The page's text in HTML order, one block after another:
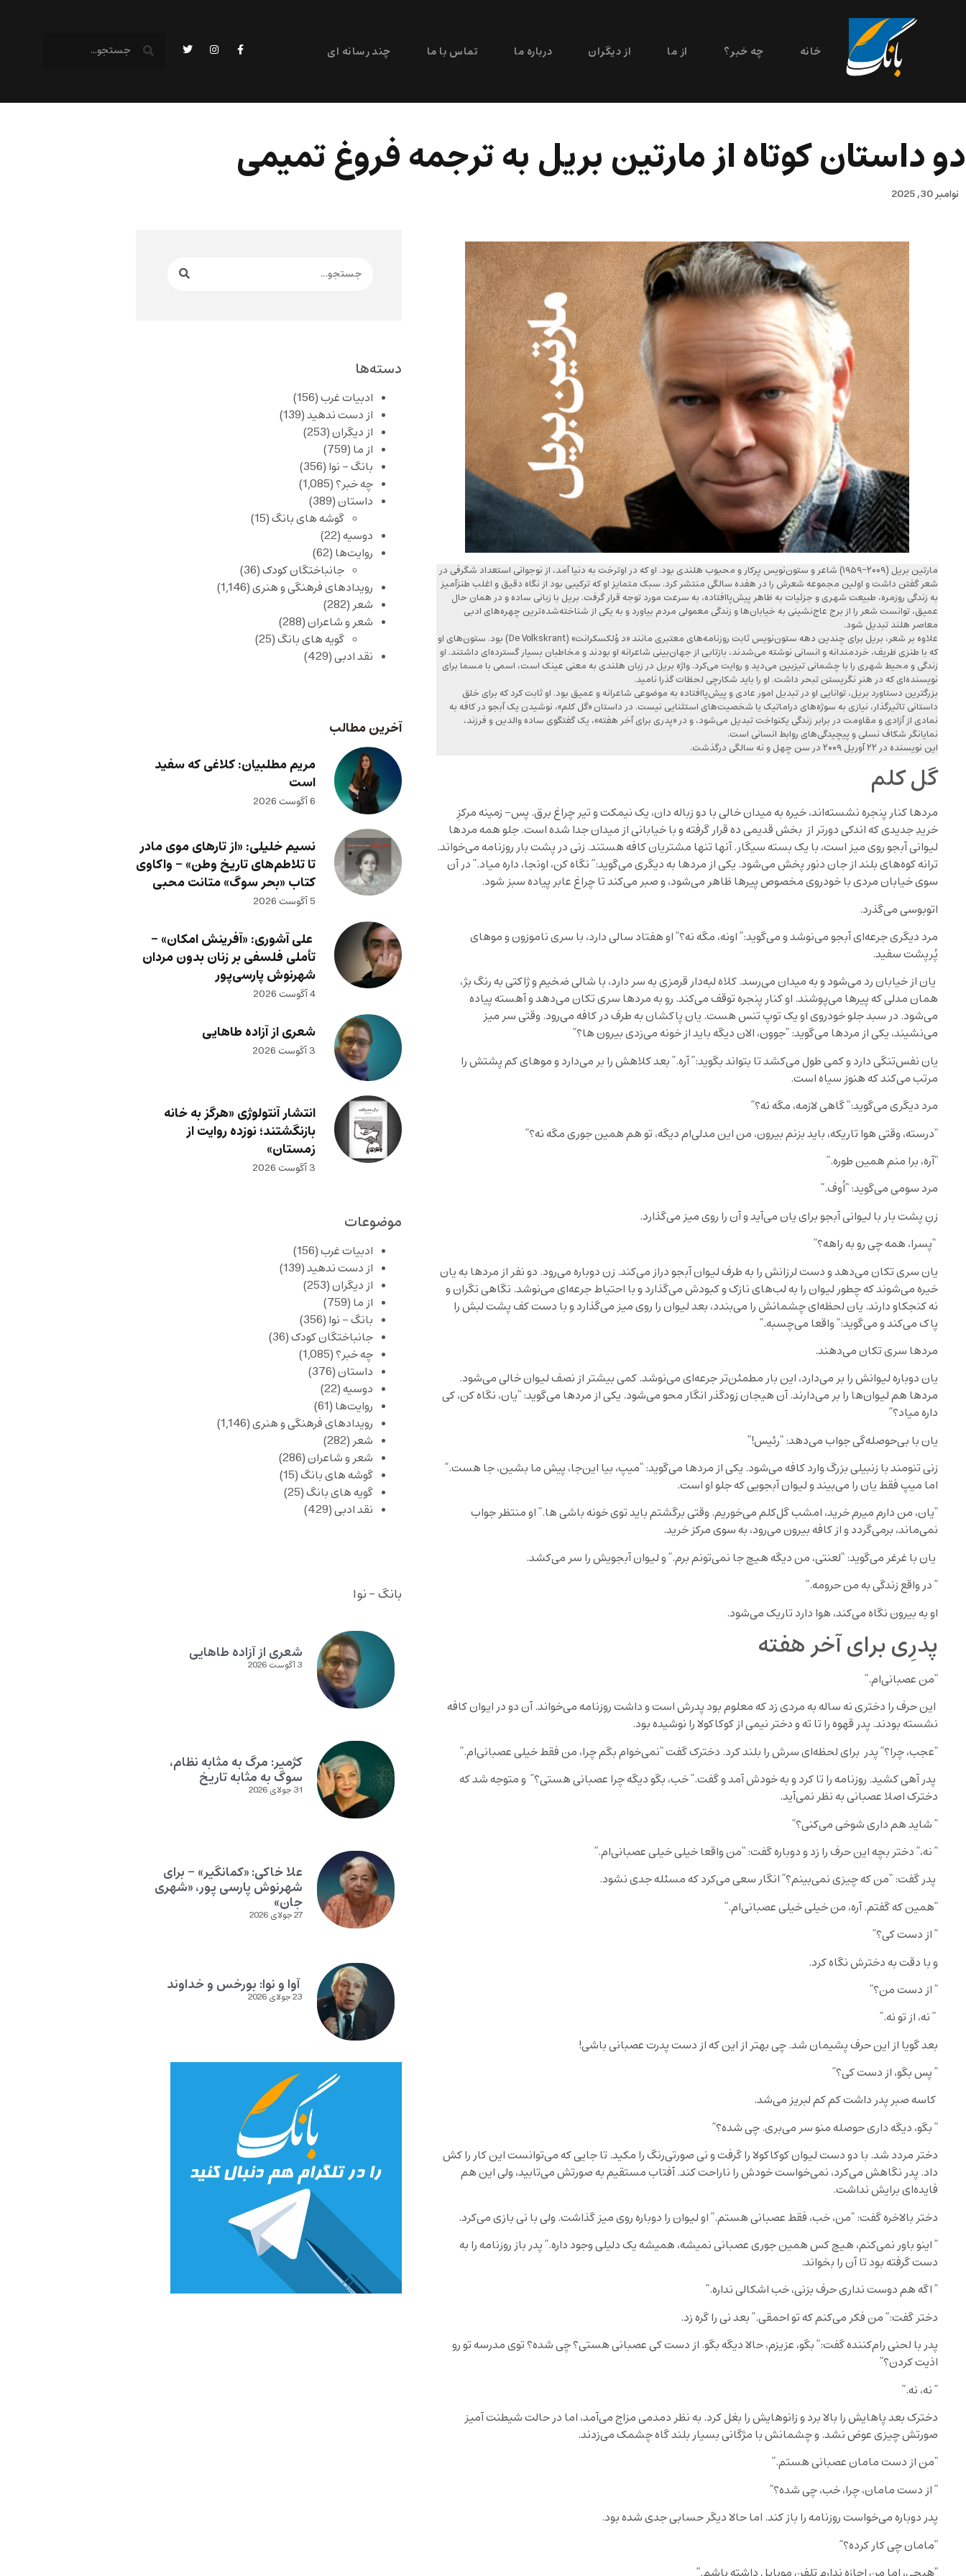
خانه چه خبر؟ از ما از دیگران درباره ما تماس با ما چند رسانه ای
دو داستان کوتاه از مارتین بریل به ترجمه فروغ تمیمی
نوامبر 30, 2025
مارتین بریل (۲۰۰۹-۱۹۵۹) شاعر و ستون‌نویس پرکار و محبوب هلندی بود. او که در اوترخت به دنیا آمد، از نوجوانی استعداد شگرفی در
شعر گفتن داشت و اولین مجموعه شعرش را در هفده سالگی منتشر کرد. سبک متمایز او که ترکیبی بود از نگاه دقیق و اغلب طنزآمیز
به زندگی روزمره، طبیعت شهری و جزئیات به ظاهر پیش‌پاافتاده، به سرعت مورد توجه قرار گرفت. بریل با زبانی ساده و در همان حال
عمیق، توانست شعر را از برج عاج‌نشینی به خیابان‌ها و زندگی معمولی مردم بیاورد و به یکی از شناخته‌شده‌ترین چهره‌های ادبی
معاصر هلند تبدیل شود.
علاوه بر شعر، بریل برای چندین دهه ستون‌نویس ثابت روزنامه‌های معتبری مانند «د وُلکسکرانت» (De Volkskrant) بود. ستون‌های او
که با طنزی ظریف، خردمندانه و انسانی نوشته می‌شدند، بازتابی از جهان‌بینی شاعرانه او بودند و مخاطبان بسیار گسترده‌ای داشتند. او
زندگی و محیط شهری را با چشمانی تیزبین می‌دید و روایت می‌کرد. واژه بریل در زبان هلندی به معنی عینک است، اسمی با مسما برای
نویسنده‌ای که در هنرِ نگریستن تبحر داشت. او را باید شکارچی لحظات گذرا نامید.
بزرگترین دستاورد بریل، توانایی او در تبدیل امور عادی و پیش‌پاافتاده به موضوعی شاعرانه و عمیق بود. او ثابت کرد که برای خلق
داستانی تاثیرگذار، نیازی به سوژه‌های دراماتیک یا شخصیت‌های استثنایی نیست. در داستان «گل کلم»، نوشیدن یک آبجو در کافه به
نمادی از آزادی و مقاومت در برابر زندگی یکنواخت تبدیل می‌شود، و در «پدری برای آخر هفته»، یک گفتگوی ساده والدین و فرزند،
نمایانگر شکاف نسلی و پیچیدگی‌های روابط انسانی است.
این نویسنده در ۲۲ آوریل ۲۰۰۹ در سن چهل و نه سالگی درگذشت.
گل کلم
مردها کنار پنجره نشسته‌اند، خیره‌ به میدان خالی با دو زباله دان، یک نیمکت و تیر چراغ برق. پس- زمینه‌ مرکزِ
خریدِ جدیدی که اندکی دورتر از بخش قدیمی ده قرار گرفته و با خیابانی از میدان جدا شده است. جلو همه مردها
لیوانی آبجو روی میز است، با یک بسته سیگار. آنها تنها مشتریان کافه‌ هستند. زنی در پشت بار روزنامه می‌خواند.
ترانه کوه‌های بلند از جان دنور پخش می‌شود. یکی از مردها به دیگری می‌گوید:” نگاه کن، اونجا، داره میاد.” در آن
سوی خیابان مردی با خودروی مخصوص پیرها ظاهر می‌شود، و صبر می‌کند تا چراغ عابر پیاده سبز شود.
اتوبوسی می‌گذرد.
مرد دیگری جرعه‌ای آبجو می‌نوشد و می‌گوید:” اونه، مگه نه؟” او هفتاد سالی دارد، با سری ناموزون و موهای
پُرپشت سفید.
یان از خیابان رد می‌شود و به میدان می‌رسد. کلاه لبه‌دار قرمزی به سر دارد، با شالی ضخیم و ژاکتی به رنگ بژ،
همان مدلی که پیرها می‌پوشند. او کنار پنجره توقف می‌کند. رو به مردها سری تکان می‌دهد و آهسته پیاده
می‌شود. در سبد جلو خودروی او یک توپ تنس هست. یان پاکشان به طرف در کافه می‌رود. وقتی سر میز
می‌نشیند، یکی از مردها می‌گوید: “جوون، الان دیگه باید از خونه می‌زدی بیرون ها؟”
یان نفس‌تنگی دارد و کمی طول می‌کشد تا بتواند بگوید:” آره.” بعد کلاهش را بر می‌دارد و موهای کم پشتش را
مرتب می‌کند که هنوز سیاه است.
مرد دیگری می‌گوید:” گاهی لازمه، مگه نه؟”
“درسته، وقتی هوا تاریکه، باید بزنم بیرون، من این مدلی‌ام دیگه، تو هم همین جوری مگه نه؟”
“آره، برا منم همین طوره.”
مرد سومی می‌گوید: “اُوف.”
زنِ پشت بار با لیوانی آبجو برای یان می‌آید و آن را روی میز می‌گذارد.
“پسرا، همه چی رو به راهه؟”
یان سری تکان می‌دهد و دست لرزانش را به طرف لیوان آبجو دراز می‌کند. زن دوباره می‌رود. دو نفر از مردها به یان
خیره می‌شوند که چطور لیوان را به لب‌های نازک و کبودش می‌گذارد و با احتیاط جرعه‌ای می‌نوشد. نگاهی نگران و
نه کنجکاو دارند. یان لحظه‌ای چشمانش را می‌بندد، بعد لیوان را روی میز می‌گذارد و با دست کف پشت لبش را
پاک می‌کند و می‌گوید:” واقعا می‌چسبه.”
مردها سری تکان می‌دهند.
یان دوباره لیوانش را بر می‌دارد، این بار مطمئن‌تر جرعه‌ای می‌نوشد. کمی بیشتر از نصف لیوان خالی می‌شود.
مردها هم لیوان‌ها را بر می‌دارند. آن هیجان زودگذر انگار محو می‌شود. یکی از مردها می‌گوید: “یان، نگاه کن، کی
داره میاد؟”
یان با بی‌حوصله‌گی جواب می‌دهد: “رئیس!”
زنی تنومند با زنبیلی بزرگ وارد کافه می‌شود. یکی از مردها می‌گوید: “میپ، بیا این‌جا، پیش ما بشین، جا هست.”
اما میپ فقط یان را می‌بیند و لیوان آبجویی که جلو او است.
“یان، من دارم میرم خرید، امشب گل‌کلم می‌خوریم. وقتی برگشتم باید توی خونه باشی ها.” او منتظر جواب
نمی‌ماند، برمی‌گردد و از کافه بیرون می‌رود، به سوی مرکز خرید.
یان با غرغر می‌گوید: “لعنتی، من دیگه هیچ جا نمی‌تونم برم.” و لیوان آبجویش را سر می‌کشد.
” در واقع زندگی به من حرومه.”
او به بیرون نگاه می‌کند، هوا دارد تاریک می‌شود.
پدرِی برای آخر هفته‌
“من عصبانی‌ام.”
این حرف را دختری نه ساله به مردی زد که معلوم بود پدرش است و داشت روزنامه می‌خواند. آن دو در ایوان کافه
نشسته بودند. پدر قهوه‌ را تا ته و دختر نیمی از کوکاکولا را نوشیده بود.
“عجب، چرا؟” پدر برای لحظه‌ای سرش را بلند کرد. دخترک گفت “نمی‌خوام بگم چرا، من فقط خیلی عصبانی‌ام.”
پدر آهی کشید. روزنامه را تا کرد و به خودش آمد و گفت.” خب، بگو دیگه چرا عصبانی هستی؟” و متوجه شد که
دخترک اصلا عصبانی به نظر نمی‌آید.
” شاید هم داری شوخی می‌کنی؟”
” نه،” دختر بچه این حرف را زد و دوباره گفت: “من واقعا خیلی خیلی عصبانی‌ام.”
پدر گفت: “من که چیزی نمی‌بینم؟” انگار سعی می‌کرد که مسئله جدی نشود.
“همین که گفتم. آره، من خیلی خیلی عصبانی‌ام.”
” از دست کی؟”
و با دقت به دخترش نگاه کرد.
” از دست من؟”
” نه، از تو نه.”
بعد گویا از این حرف پشیمان شد. چی بهتر از این که از دست پدرت عصبانی باشی!
” پس بگو، از دست کی؟”
کاسه صبر پدر داشت کم کم لبریز می‌شد.
” بگو، دیگه داری حوصله منو سر می‌بری. چی شده؟”
دختر مردد شد. با دو دست لیوان کوکاکولا را گرفت و نی صورتی‌رنگ را مکید. تا جایی که می‌توانست این کار را کش
داد. پدر نگاهش می‌کرد، نمی‌خواست خودش را ناراحت کند. آفتاب مستقیم به صورتش می‌تابید، ولی این هم
فایده‌ای برایش نداشت.
دختر بالاخره گفت: “من، خب، فقط عصبانی هستم.” او لیوان را دوباره روی میز گذاشت. ولی با نی بازی می‌کرد.
” اینو باور نمی‌کنم، هیچ کس همین جوری عصبانی نمیشه، همیشه یک دلیلی وجود داره.” پدر باز روزنامه را به
دست گرفته بود تا آن را بخواند.
” اگه هم دوست نداری حرف بزنی، خب اشکالی نداره.”
دختر گفت:” من فکر می‌کنم که تو احمقی.” بعد نی را گره زد.
پدر با لحنی رام‌کننده گفت:” بگو، عزیزم، حالا دیگه بگو. از دست کی عصبانی هستی؟ چی شده؟ توی مدرسه تو رو
اذیت کردن؟”
” نه، نه.”
دخترک بعد پاهایش را بالا برد و زانوهایش را بغل کرد. به نظر دمدمی مزاج می‌آمد، اما در حالت شیطنت آمیز
صورتش چیزی عوض نشد. و چشمانش با مژگانی بسیار بلند گاه چشمک می‌زدند.
“من از دست مامان عصبانی‌ هستم.”
” از دست مامان، چرا، خب، چی شده؟”
پدر دوباره می‌خواست روزنامه را باز کند. اما حالا دیگر حسابی جدی شده بود.
“مامان چی کار کرده؟”
دسته‌ها
ادبیات غرب(156)
از دست ندهید(139)
از دیگران(253)
از ما (759)
بانگ – نوا (356)
چه خبر؟(1,085)
داستان(389)
گوشه های بانگ(15)
دوسیه(22)
روایت‌ها (62)
جانباختگان کودک(36)
رویدادهای فرهنگی و هنری(1,146)
شعر(282)
شعر و شاعران(288)
گویه های بانگ(25)
نقد ادبی(429)
آخرین مطالب
مریم مطلبیان: کلاغی که سفید
است
6 آگوست 2026
نسیم خلیلی: «از تارهای موی مادر
تا تلاطم‌های تاریخ وطن» – واکاوی
کتاب «بحر سوگ» متانت محبی
5 آگوست 2026
علی آشوری: «آفرینش امکان» –
تأملی فلسفی بر زنان بدون مردان
شهرنوش پارسی‌پور
4 آگوست 2026
شعری از آزاده طاهایی
3 آگوست 2026
انتشار آنتولوژی «هرگز به خانه
بازنگشتند؛ نوزده روایت از
زمستان»
3 آگوست 2026
موضوعات
ادبیات غرب(156)
از دست ندهید(139)
از دیگران(253)
از ما (759)
بانگ – نوا (356)
جانباختگان کودک(36)
چه خبر؟(1,085)
داستان(376)
دوسیه(22)
روایت‌ها (61)
رویدادهای فرهنگی و هنری(1,146)
شعر(282)
شعر و شاعران(286)
گوشه های بانگ(15)
گویه های بانگ(25)
نقد ادبی(429)
بانگ - نوا
شعری از آزاده طاهایی
3 آگوست 2026
کژمیر: مرگ به مثابه نظام،
سوگ به مثابه تاریخ
31 جولای 2026
علا خاکی: «کمانگیر» – برای
شهرنوش پارسی پور، «شهری
جان»
27 جولای 2026
آوا و نوا: بورخس و خداوند
23 جولای 2026